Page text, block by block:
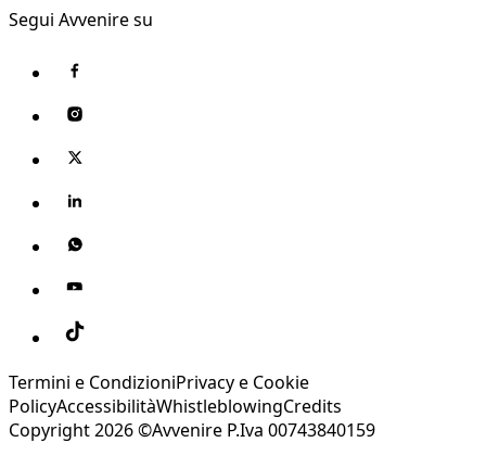
Segui Avvenire su
Termini e CondizioniPrivacy e Cookie
PolicyAccessibilitàWhistleblowingCredits
Copyright 2026 ©Avvenire P.Iva 00743840159